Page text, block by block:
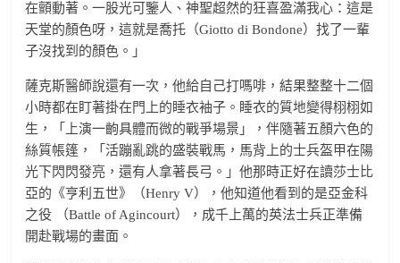
在顫動著。一股光可鑒人、神聖超然的狂喜盈滿我心：這是
天堂的顏色呀，這就是喬托（Giotto di Bondone）找了一輩
子沒找到的顏色。」
薩克斯醫師說還有一次，他給自己打嗎啡，結果整整十二個
小時都在盯著掛在門上的睡衣袖子。睡衣的質地變得栩栩如
生，「上演一齣具體而微的戰爭場景」，伴隨著五顏六色的
絲質帳篷，「活蹦亂跳的盛裝戰馬，馬背上的士兵盔甲在陽
光下閃閃發亮，還有人拿著長弓。」他那時正好在讀莎士比
亞的《亨利五世》（Henry V），他知道他看到的是亞金科
之役 （Battle of Agincourt），成千上萬的英法士兵正準備
開赴戰場的畫面。